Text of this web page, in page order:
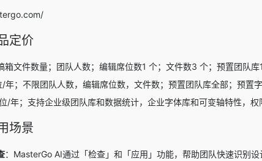
定价
箱文件数量；团队人数；编辑席位数1 个；文件数3 个；预置团队库
年；不限团队人数，编辑席位数，文件数；预置团队库全部；预置
/年；支持企业级团队库和数据统计，企业字体库和可变轴特性，权
场景
：MasterGo AI通过「检查」和「应用」功能，帮助团队快速识别